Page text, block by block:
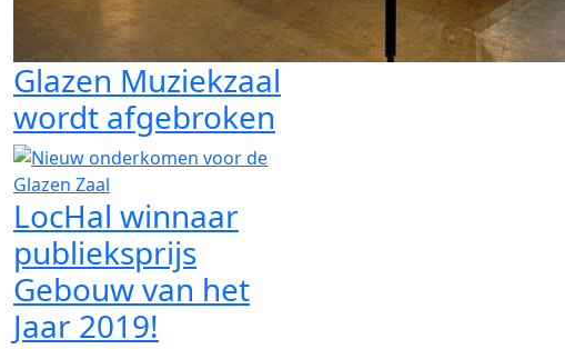
Glazen Muziekzaal
wordt afgebroken
LocHal winnaar
publieksprijs
Gebouw van het
Jaar 2019!